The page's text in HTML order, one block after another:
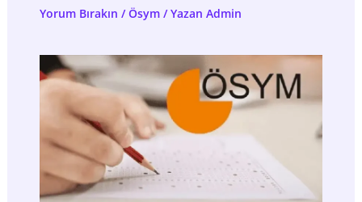
Yorum Bırakın /Ösym/ Yazan Admin